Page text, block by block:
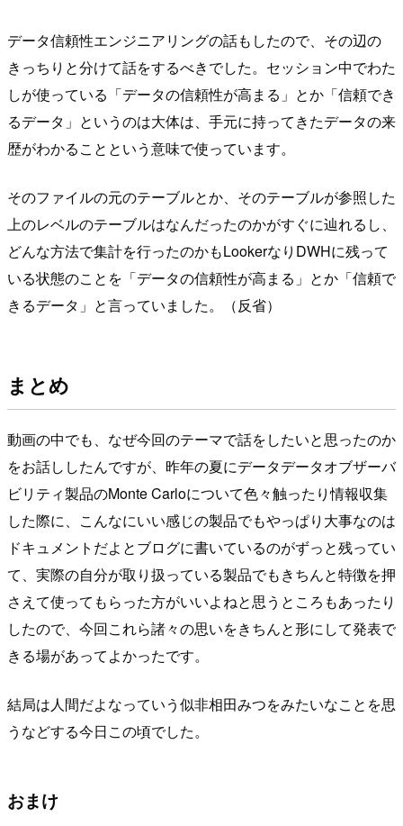
データ信頼性エンジニアリングの話もしたので、その辺の
きっちりと分けて話をするべきでした。セッション中でわた
しが使っている「データの信頼性が高まる」とか「信頼でき
るデータ」というのは大体は、手元に持ってきたデータの来
歴がわかることという意味で使っています。
そのファイルの元のテーブルとか、そのテーブルが参照した
上のレベルのテーブルはなんだったのかがすぐに辿れるし、
どんな方法で集計を行ったのかもLookerなりDWHに残って
いる状態のことを「データの信頼性が高まる」とか「信頼で
きるデータ」と言っていました。（反省）
まとめ
動画の中でも、なぜ今回のテーマで話をしたいと思ったのか
をお話ししたんですが、昨年の夏にデータデータオブザーバ
ビリティ製品のMonte Carloについて色々触ったり情報収集
した際に、こんなにいい感じの製品でもやっぱり大事なのは
ドキュメントだよとブログに書いているのがずっと残ってい
て、実際の自分が取り扱っている製品でもきちんと特徴を押
さえて使ってもらった方がいいよねと思うところもあったり
したので、今回これら諸々の思いをきちんと形にして発表で
きる場があってよかったです。
結局は人間だよなっていう似非相田みつをみたいなことを思
うなどする今日この頃でした。
おまけ